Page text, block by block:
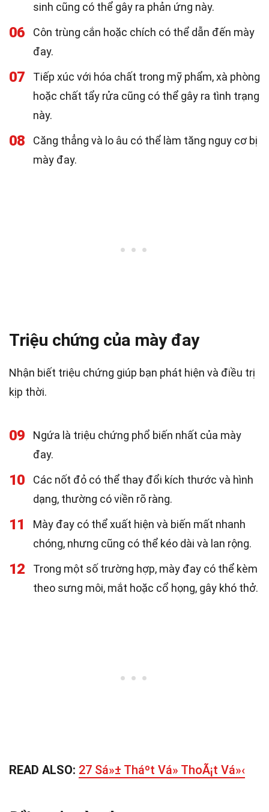
sinh cũng có thể gây ra phản ứng này.
06
Côn trùng cắn hoặc chích có thể dẫn đến mày
đay.
07
Tiếp xúc với hóa chất trong mỹ phẩm, xà phòng
hoặc chất tẩy rửa cũng có thể gây ra tình trạng
này.
08
Căng thẳng và lo âu có thể làm tăng nguy cơ bị
mày đay.
Triệu chứng của mày đay
Nhận biết triệu chứng giúp bạn phát hiện và điều trị
kịp thời.
09
Ngứa là triệu chứng phổ biến nhất của mày
đay.
10
Các nốt đỏ có thể thay đổi kích thước và hình
dạng, thường có viền rõ ràng.
11
Mày đay có thể xuất hiện và biến mất nhanh
chóng, nhưng cũng có thể kéo dài và lan rộng.
12
Trong một số trường hợp, mày đay có thể kèm
theo sưng môi, mắt hoặc cổ họng, gây khó thở.
READ ALSO: 27 Sá»± Tháº­t Vá» ThoÃ¡t Vá»‹